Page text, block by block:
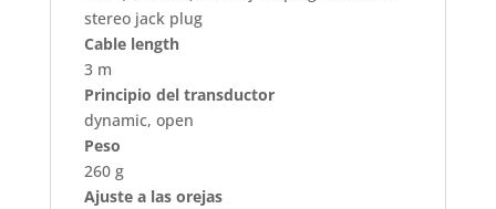
stereo jack plug
Cable length
3 m
Principio del transductor
dynamic, open
Peso
260 g
Ajuste a las orejas